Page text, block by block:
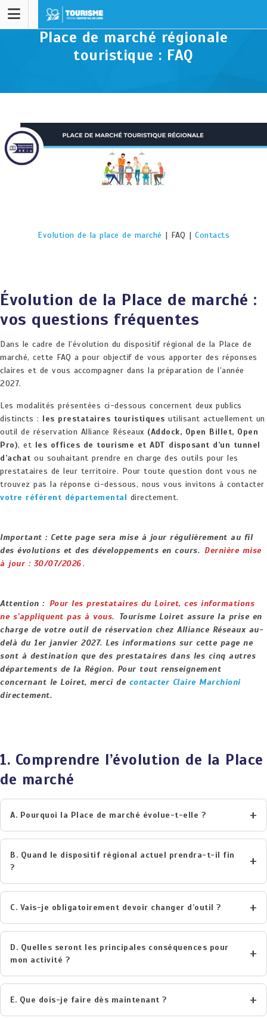
Place de marché régionale
touristique : FAQ
Evolution de la place de marché | FAQ | Contacts
Évolution de la Place de marché :
vos questions fréquentes
Dans le cadre de l’évolution du dispositif régional de la Place de
marché, cette FAQ a pour objectif de vous apporter des réponses
claires et de vous accompagner dans la préparation de l’année
2027.
Les modalités présentées ci-dessous concernent deux publics
distincts : les prestataires touristiques utilisant actuellement un
outil de réservation Alliance Réseaux (Addock, Open Billet, Open
Pro), et les offices de tourisme et ADT disposant d’un tunnel
d’achat ou souhaitant prendre en charge des outils pour les
prestataires de leur territoire. Pour toute question dont vous ne
trouvez pas la réponse ci-dessous, nous vous invitons à contacter
votre référent départemental directement.
Important : Cette page sera mise à jour régulièrement au fil
des évolutions et des développements en cours. Dernière mise
à jour : 30/07/2026.
Attention : Pour les prestataires du Loiret, ces informations
ne s’appliquent pas à vous. Tourisme Loiret assure la prise en
charge de votre outil de réservation chez Alliance Réseaux au-
delà du 1er janvier 2027. Les informations sur cette page ne
sont à destination que des prestataires dans les cinq autres
départements de la Région. Pour tout renseignement
concernant le Loiret, merci de contacter Claire Marchioni
directement.
1. Comprendre l’évolution de la Place
de marché
A. Pourquoi la Place de marché évolue-t-elle ?
B. Quand le dispositif régional actuel prendra-t-il fin
?
C. Vais-je obligatoirement devoir changer d’outil ?
D. Quelles seront les principales conséquences pour
mon activité ?
E. Que dois-je faire dès maintenant ?